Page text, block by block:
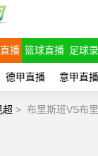
播 篮球直播 足球
德甲直播 意甲直播
超 > 布里斯班VS布